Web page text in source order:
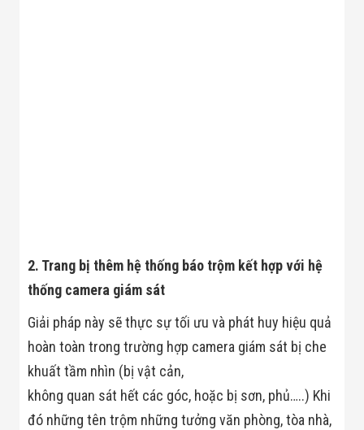
Ngành
Thiết Bị Ngành
Thực Phẩm
Matrixcope
Thiết Bị Ngành
Thiết Bị Ngành
Giáo Dục
Thiết Bị Ngành
2. Trang bị thêm hệ thống báo trộm kết hợp với hệ
thống camera giám sát
Giải pháp này sẽ thực sự tối ưu và phát huy hiệu quả
hoàn toàn trong trường hợp camera giám sát bị che
khuất tầm nhìn (bị vật cản,
không quan sát hết các góc, hoặc bị sơn, phủ…..) Khi
đó những tên trộm những tưởng văn phòng, tòa nhà,